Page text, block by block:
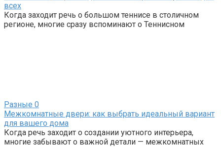
всех
Когда заходит речь о большом теннисе в столичном
регионе, многие сразу вспоминают о Теннисном
Разные 0
Межкомнатные двери: как выбрать идеальный вариант
для вашего дома
Когда речь заходит о создании уютного интерьера,
многие забывают о важной детали — межкомнатных